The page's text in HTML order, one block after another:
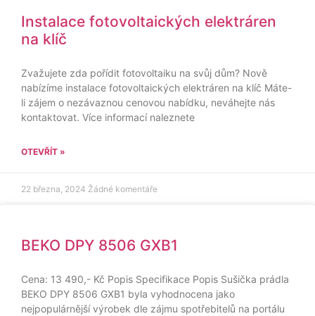
Instalace fotovoltaických elektráren
na klíč
Zvažujete zda pořídit fotovoltaiku na svůj dům? Nově
nabízíme instalace fotovoltaických elektráren na klíč Máte-
li zájem o nezávaznou cenovou nabídku, neváhejte nás
kontaktovat. Více informací naleznete
OTEVŘÍT »
22 března, 2024 Žádné komentáře
BEKO DPY 8506 GXB1
Cena: 13 490,- Kč Popis Specifikace Popis Sušička prádla
BEKO DPY 8506 GXB1 byla vyhodnocena jako
nejpopulárnější výrobek dle zájmu spotřebitelů na portálu